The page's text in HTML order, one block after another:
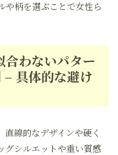
や柄を選ぶことで女性ら
合わないパター
具体的な避け
線的なデザインや硬く
グシルエットや重い質感